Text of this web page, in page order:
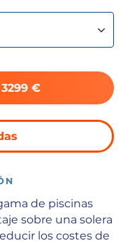
€
de piscinas
sobre una solera
los costes de